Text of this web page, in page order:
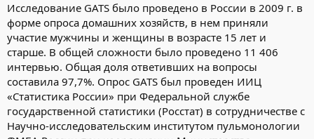
Исследование GATS было проведено в России в 2009 г. в
форме опроса домашних хозяйств, в нем приняли
участие мужчины и женщины в возрасте 15 лет и
старше. В общей сложности было проведено 11 406
интервью. Общая доля ответивших на вопросы
составила 97,7%. Опрос GATS был проведен ИИЦ
«Статистика России» при Федеральной службе
государственной статистики (Росстат) в сотрудничестве с
Научно-исследовательским институтом пульмонологии